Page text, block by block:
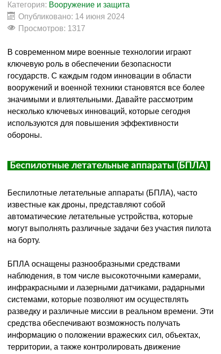
Категория: Вооружение и защита
Опубликовано: 14 июня 2024
Просмотров: 1317
В современном мире военные технологии играют
ключевую роль в обеспечении безопасности
государств. С каждым годом инновации в области
вооружений и военной техники становятся все более
значимыми и влиятельными. Давайте рассмотрим
несколько ключевых инноваций, которые сегодня
используются для повышения эффективности
обороны.
Беспилотные летательные аппараты ( БПЛА)
Беспилотные летательные аппараты (БПЛА), часто
известные как дроны, представляют собой
автоматические летательные устройства, которые
могут выполнять различные задачи без участия пилота
на борту.
БПЛА оснащены разнообразными средствами
наблюдения, в том числе высокоточными камерами,
инфракрасными и лазерными датчиками, радарными
системами, которые позволяют им осуществлять
разведку и различные миссии в реальном времени. Эти
средства обеспечивают возможность получать
информацию о положении вражеских сил, объектах,
территории, а также контролировать движение